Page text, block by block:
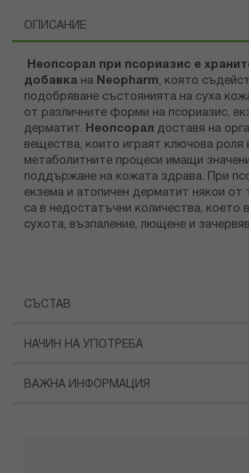
ОПИСАНИЕ
Неопсорал при псориазис е
добавка на Neopharm, която
подобряване състоянията на суха
от различните форми на псориазис,
дерматит. Неопсорал доставя на
вещества, които играят ключова роля
метаболитните процеси имащи
поддържане на кожата здрава. При
екзема и атопичен дерматит някои от
са в недостатъчни количества, което
сухота, възпаление, лющене и
СЪСТАВ
НАЧИН НА УПОТРЕБА
ВАЖНА ИНФОРМАЦИЯ